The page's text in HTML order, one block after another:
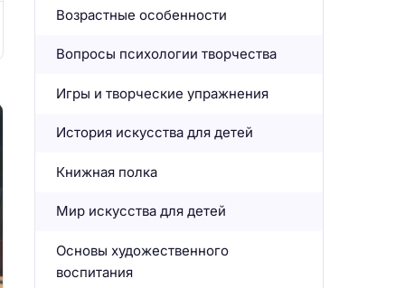
Возрастные особенности
Вопросы психологии творчества
Игры и творческие упражнения
История искусства для детей
Книжная полка
Мир искусства для детей
Основы художественного
воспитания